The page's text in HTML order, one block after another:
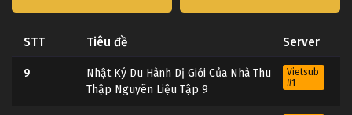
STT Tiêu đề Server
9
Nhật Ký Du Hành Dị Giới Của Nhà Thu
Thập Nguyên Liệu Tập 9
Vietsub
#1